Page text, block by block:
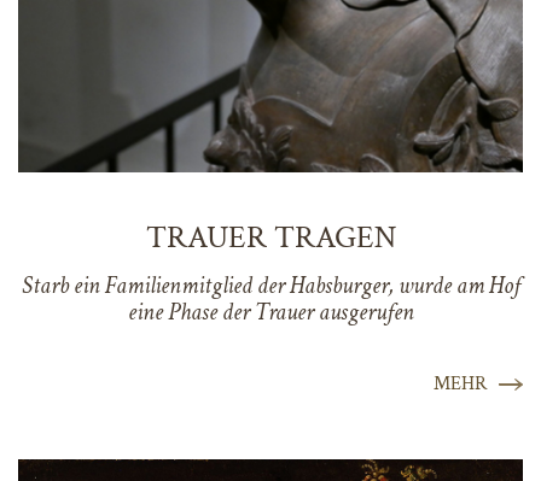
TRAUER TRAGEN
Starb ein Familienmitglied der Habsburger, wurde am Hof
eine Phase der Trauer ausgerufen
MEHR